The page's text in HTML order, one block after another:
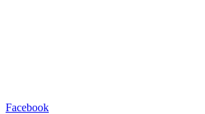
Facebook